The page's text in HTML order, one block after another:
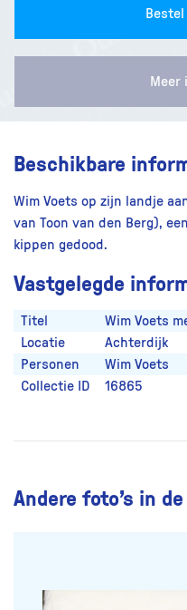
Meer
Beschikbare
Wim Voets op zijn landje
van Toon van den Berg),
kippen gedood.
Vastgelegde
Titel
Wim Voets
Locatie
Achterdijk
Personen
Wim Voets
Collectie ID
16865
Andere foto’s in